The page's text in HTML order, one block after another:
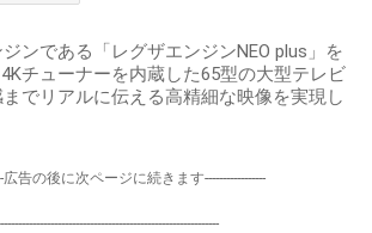
ンである「レグザエンジンNEO plus」を
チューナーを内蔵した65型の大型テレビ
でリアルに伝える高精細な映像を実現し
広告の後に次ページに続きます-----------------